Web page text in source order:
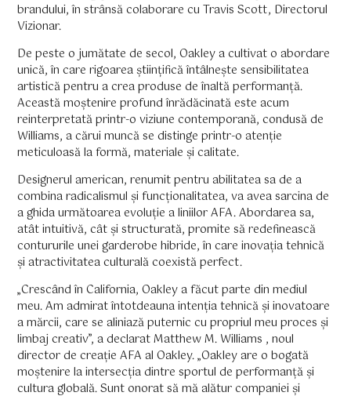
brandului, în strânsă colaborare cu Travis Scott, Directorul
Vizionar.
De peste o jumătate de secol, Oakley a cultivat o abordare
unică, în care rigoarea științifică întâlnește sensibilitatea
artistică pentru a crea produse de înaltă performanță.
Această moștenire profund înrădăcinată este acum
reinterpretată printr-o viziune contemporană, condusă de
Williams, a cărui muncă se distinge printr-o atenție
meticuloasă la formă, materiale și calitate.
Designerul american, renumit pentru abilitatea sa de a
combina radicalismul și funcționalitatea, va avea sarcina de
a ghida următoarea evoluție a liniilor AFA. Abordarea sa,
atât intuitivă, cât și structurată, promite să redefinească
contururile unei garderobe hibride, în care inovația tehnică
și atractivitatea culturală coexistă perfect.
„Crescând în California, Oakley a făcut parte din mediul
meu. Am admirat întotdeauna intenția tehnică și inovatoare
a mărcii, care se aliniază puternic cu propriul meu proces și
limbaj creativ”, a declarat Matthew M. Williams , noul
director de creație AFA al Oakley. „Oakley are o bogată
moștenire la intersecția dintre sportul de performanță și
cultura globală. Sunt onorat să mă alătur companiei și